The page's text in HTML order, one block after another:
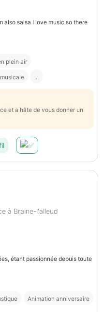
also salsa I love music so there
plein air
...
et a hâte de vous donner un
à Braine-l'alleud
étant passionnée depuis toute
Animation anniversaire